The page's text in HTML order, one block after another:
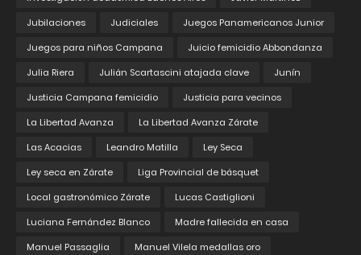
Jubilaciones
Judiciales
Juegos Panamericanos Junior
Juegos para niños Campana
Juicio femicidio Abbondanza
Julia Riera
Julián Scartascini atajada clave
Junín
Justicia Campana femicidio
Justicia para vecinos
La Libertad Avanza
La Libertad Avanza Zárate
Las Acacias
Leandro Matilla
Ley Seca
Ley seca en Zárate
Liga Provincial de básquet
Local gastronómico Zárate
Lucas Castiglioni
Luciana Fernández Blanco
Madre fallecida en casa
Manuel Passaglia
Manuel Vilela medallas oro